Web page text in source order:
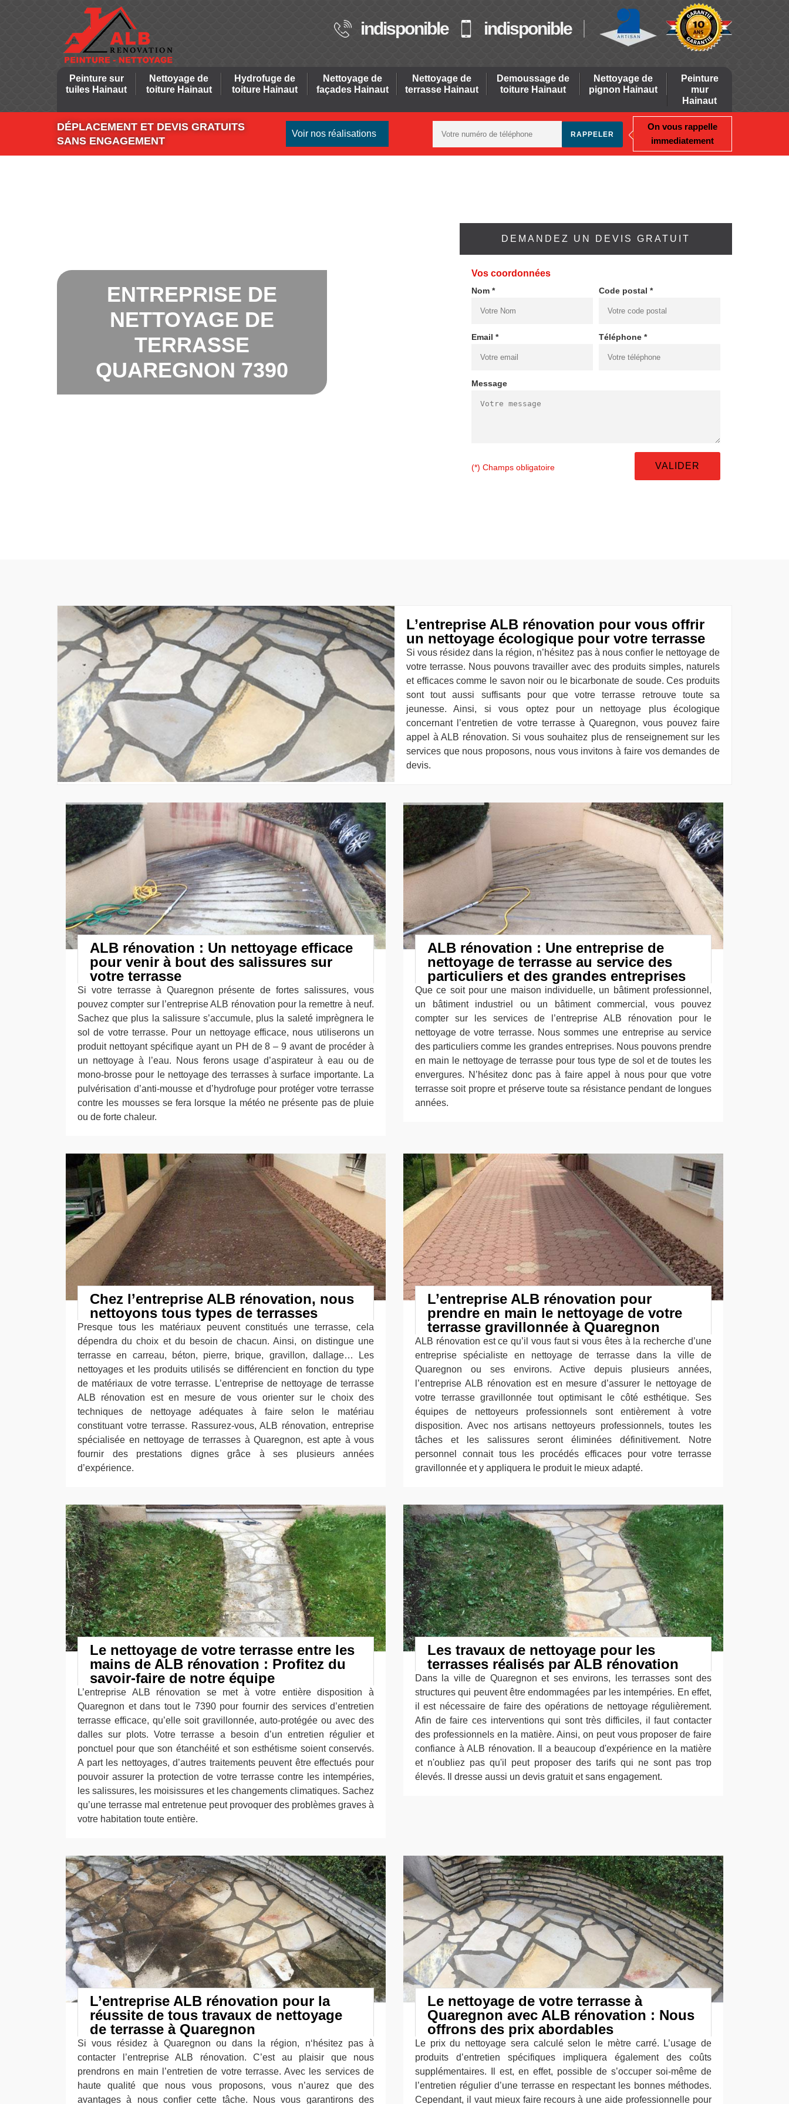
indisponible indisponible
Peinture sur
tuiles Hainaut
Nettoyage de
toiture Hainaut
Hydrofuge de
toiture Hainaut
Nettoyage de
façades Hainaut
Nettoyage de
terrasse Hainaut
Demoussage de
toiture Hainaut
Nettoyage de
pignon Hainaut
Peinture
mur
Hainaut
DÉPLACEMENT ET DEVIS GRATUITS
SANS ENGAGEMENT
Voir nos réalisations
On vous rappelle
immediatement
ENTREPRISE DE
NETTOYAGE DE
TERRASSE
QUAREGNON 7390
DEMANDEZ UN DEVIS GRATUIT
Vos coordonnées
Nom * Code postal *
Email * Téléphone *
Message
(*) Champs obligatoire
L’entreprise ALB rénovation pour vous offrir
un nettoyage écologique pour votre terrasse
Si vous résidez dans la région, n’hésitez pas à nous confier le nettoyage de
votre terrasse. Nous pouvons travailler avec des produits simples, naturels
et efficaces comme le savon noir ou le bicarbonate de soude. Ces produits
sont tout aussi suffisants pour que votre terrasse retrouve toute sa
jeunesse. Ainsi, si vous optez pour un nettoyage plus écologique
concernant l’entretien de votre terrasse à Quaregnon, vous pouvez faire
appel à ALB rénovation. Si vous souhaitez plus de renseignement sur les
services que nous proposons, nous vous invitons à faire vos demandes de
devis.
ALB rénovation : Un nettoyage efficace
pour venir à bout des salissures sur
votre terrasse
Si votre terrasse à Quaregnon présente de fortes salissures, vous
pouvez compter sur l’entreprise ALB rénovation pour la remettre à neuf.
Sachez que plus la salissure s’accumule, plus la saleté imprègnera le
sol de votre terrasse. Pour un nettoyage efficace, nous utiliserons un
produit nettoyant spécifique ayant un PH de 8 – 9 avant de procéder à
un nettoyage à l’eau. Nous ferons usage d’aspirateur à eau ou de
mono-brosse pour le nettoyage des terrasses à surface importante. La
pulvérisation d’anti-mousse et d’hydrofuge pour protéger votre terrasse
contre les mousses se fera lorsque la météo ne présente pas de pluie
ou de forte chaleur.
ALB rénovation : Une entreprise de
nettoyage de terrasse au service des
particuliers et des grandes entreprises
Que ce soit pour une maison individuelle, un bâtiment professionnel,
un bâtiment industriel ou un bâtiment commercial, vous pouvez
compter sur les services de l’entreprise ALB rénovation pour le
nettoyage de votre terrasse. Nous sommes une entreprise au service
des particuliers comme les grandes entreprises. Nous pouvons prendre
en main le nettoyage de terrasse pour tous type de sol et de toutes les
envergures. N’hésitez donc pas à faire appel à nous pour que votre
terrasse soit propre et préserve toute sa résistance pendant de longues
années.
Chez l’entreprise ALB rénovation, nous
nettoyons tous types de terrasses
Presque tous les matériaux peuvent constitués une terrasse, cela
dépendra du choix et du besoin de chacun. Ainsi, on distingue une
terrasse en carreau, béton, pierre, brique, gravillon, dallage… Les
nettoyages et les produits utilisés se différencient en fonction du type
de matériaux de votre terrasse. L’entreprise de nettoyage de terrasse
ALB rénovation est en mesure de vous orienter sur le choix des
techniques de nettoyage adéquates à faire selon le matériau
constituant votre terrasse. Rassurez-vous, ALB rénovation, entreprise
spécialisée en nettoyage de terrasses à Quaregnon, est apte à vous
fournir des prestations dignes grâce à ses plusieurs années
d’expérience.
L’entreprise ALB rénovation pour
prendre en main le nettoyage de votre
terrasse gravillonnée à Quaregnon
ALB rénovation est ce qu’il vous faut si vous êtes à la recherche d’une
entreprise spécialiste en nettoyage de terrasse dans la ville de
Quaregnon ou ses environs. Active depuis plusieurs années,
l’entreprise ALB rénovation est en mesure d’assurer le nettoyage de
votre terrasse gravillonnée tout optimisant le côté esthétique. Ses
équipes de nettoyeurs professionnels sont entièrement à votre
disposition. Avec nos artisans nettoyeurs professionnels, toutes les
tâches et les salissures seront éliminées définitivement. Notre
personnel connait tous les procédés efficaces pour votre terrasse
gravillonnée et y appliquera le produit le mieux adapté.
Le nettoyage de votre terrasse entre les
mains de ALB rénovation : Profitez du
savoir-faire de notre équipe
L’entreprise ALB rénovation se met à votre entière disposition à
Quaregnon et dans tout le 7390 pour fournir des services d’entretien
terrasse efficace, qu’elle soit gravillonnée, auto-protégée ou avec des
dalles sur plots. Votre terrasse a besoin d’un entretien régulier et
ponctuel pour que son étanchéité et son esthétisme soient conservés.
A part les nettoyages, d’autres traitements peuvent être effectués pour
pouvoir assurer la protection de votre terrasse contre les intempéries,
les salissures, les moisissures et les changements climatiques. Sachez
qu’une terrasse mal entretenue peut provoquer des problèmes graves à
votre habitation toute entière.
Les travaux de nettoyage pour les
terrasses réalisés par ALB rénovation
Dans la ville de Quaregnon et ses environs, les terrasses sont des
structures qui peuvent être endommagées par les intempéries. En effet,
il est nécessaire de faire des opérations de nettoyage régulièrement.
Afin de faire ces interventions qui sont très difficiles, il faut contacter
des professionnels en la matière. Ainsi, on peut vous proposer de faire
confiance à ALB rénovation. Il a beaucoup d'expérience en la matière
et n'oubliez pas qu'il peut proposer des tarifs qui ne sont pas trop
élevés. Il dresse aussi un devis gratuit et sans engagement.
L’entreprise ALB rénovation pour la
réussite de tous travaux de nettoyage
de terrasse à Quaregnon
Si vous résidez à Quaregnon ou dans la région, n‘hésitez pas à
contacter l’entreprise ALB rénovation. C’est au plaisir que nous
prendrons en main l’entretien de votre terrasse. Avec les services de
haute qualité que nous vous proposons, vous n’aurez que des
avantages à nous confier cette tâche. Nous vous garantirons des
Le nettoyage de votre terrasse à
Quaregnon avec ALB rénovation : Nous
offrons des prix abordables
Le prix du nettoyage sera calculé selon le mètre carré. L’usage de
produits d’entretien spécifiques impliquera également des coûts
supplémentaires. Il est, en effet, possible de s’occuper soi-même de
l’entretien régulier d’une terrasse en respectant les bonnes méthodes.
Cependant, il vaut mieux faire recours à une aide professionnelle pour